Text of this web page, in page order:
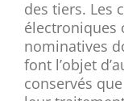
des tiers. Les
électroniques
nominatives
font l’objet
conservés